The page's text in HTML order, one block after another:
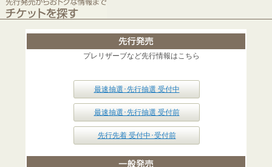
プレリザーブなど先行情報はこちら
最速抽選･先行抽選 受付中
最速抽選･先行抽選 受付前
先行先着 受付中･受付前